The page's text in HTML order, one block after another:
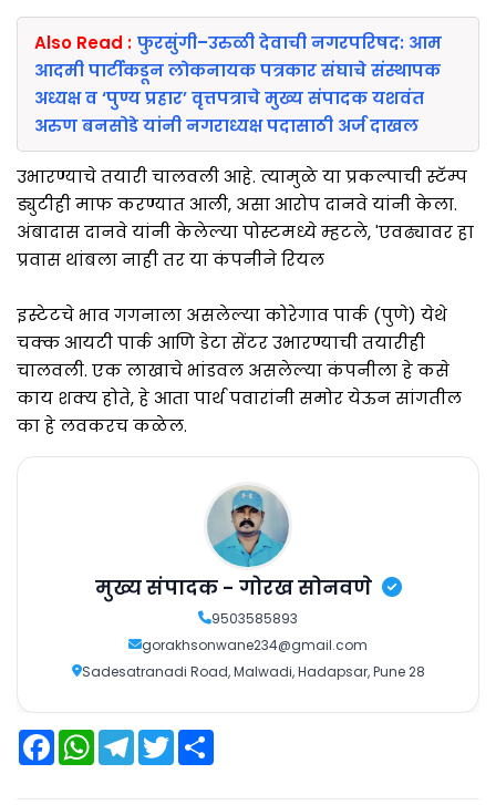
Also Read : फुरसुंगी–उरुळी देवाची नगरपरिषद: आम
आदमी पार्टीकडून लोकनायक पत्रकार संघाचे संस्थापक
अध्यक्ष व ‘पुण्य प्रहार’ वृत्तपत्राचे मुख्य संपादक यशवंत
अरुण बनसोडे यांनी नगराध्यक्ष पदासाठी अर्ज दाखल
उभारण्याचे तयारी चालवली आहे. त्यामुळे या प्रकल्पाची स्टॅम्प
ड्युटीही माफ करण्यात आली, असा आरोप दानवे यांनी केला.
अंबादास दानवे यांनी केलेल्या पोस्टमध्ये म्हटले, 'एवढ्यावर हा
प्रवास थांबला नाही तर या कंपनीने रियल
इस्टेटचे भाव गगनाला असलेल्या कोरेगाव पार्क (पुणे) येथे
चक्क आयटी पार्क आणि डेटा सेंटर उभारण्याची तयारीही
चालवली. एक लाखाचे भांडवल असलेल्या कंपनीला हे कसे
काय शक्य होते, हे आता पार्थ पवारांनी समोर येऊन सांगतील
का हे लवकरच कळेल.
मुख्य संपादक - गोरख सोनवणे
9503585893
gorakhsonwane234@gmail.com
Sadesatranadi Road, Malwadi, Hadapsar, Pune 28
F
a
W
T
e
T
w